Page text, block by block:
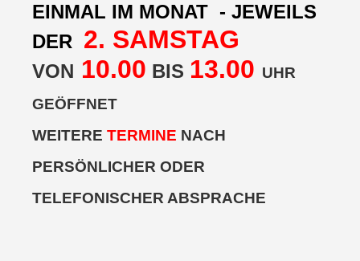
EINMAL IM MONAT - JEWEILS
DER 2. SAMSTAG
VON 10.00 BIS 13.00 UHR
GEÖFFNET
WEITERE TERMINE NACH
PERSÖNLICHER ODER
TELEFONISCHER ABSPRACHE